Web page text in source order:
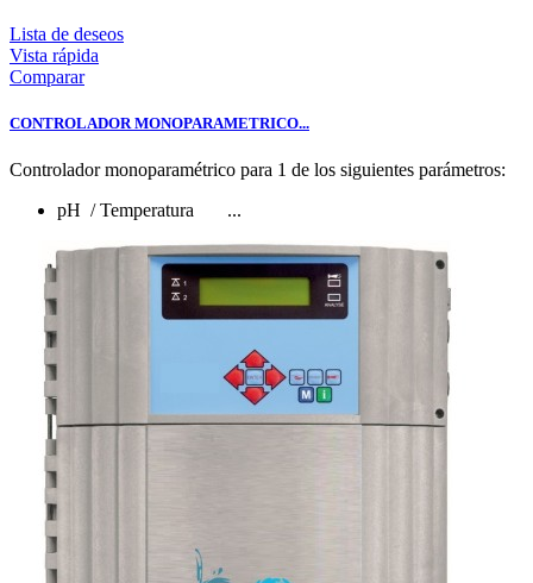
Lista de deseos
Vista rápida
Comparar
CONTROLADOR MONOPARAMETRICO...
Controlador monoparamétrico para 1 de los siguientes parámetros:
pH / Temperatura ...